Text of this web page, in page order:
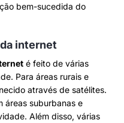
bem-sucedida do
internet
é feito de várias
Para áreas rurais e
através de satélites.
áreas suburbanas e
Além disso, várias